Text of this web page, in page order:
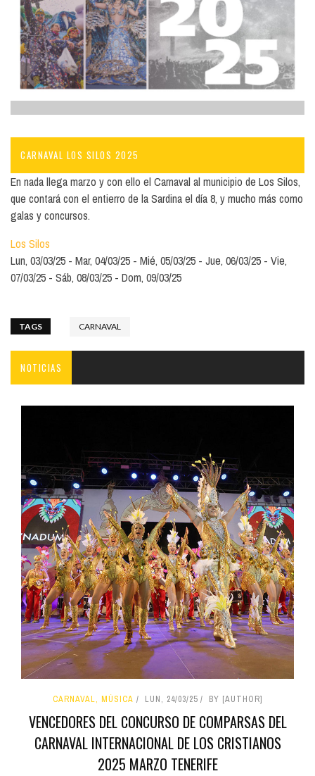
CARNAVAL LOS SILOS 2025
En nada llega marzo y con ello el Carnaval al municipio de Los Silos,
que contará con el entierro de la Sardina el día 8, y mucho más como
galas y concursos.
Los Silos
Lun, 03/03/25
Mar, 04/03/25 Mié, 05/03/25 Jue, 06/03/25
Vie,
07/03/25
Sáb, 08/03/25 Dom, 09/03/25
TAGS CARNAVAL
NOTICIAS
CARNAVAL, MÚSICA LUN, 24/03/25 BY [AUTHOR]
VENCEDORES DEL CONCURSO DE COMPARSAS DEL
CARNAVAL INTERNACIONAL DE LOS CRISTIANOS
2025 MARZO TENERIFE